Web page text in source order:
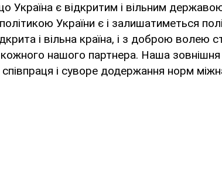
Україна є відкритим і вільним
України є і залишатиметься
і вільна країна, і з доброю волею
нашого партнера. Наша зовнішня
співпраця і суворе додержання норм